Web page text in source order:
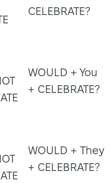
CELEBRATE?
WOULD + You
+ CELEBRATE?
WOULD + They
+ CELEBRATE?